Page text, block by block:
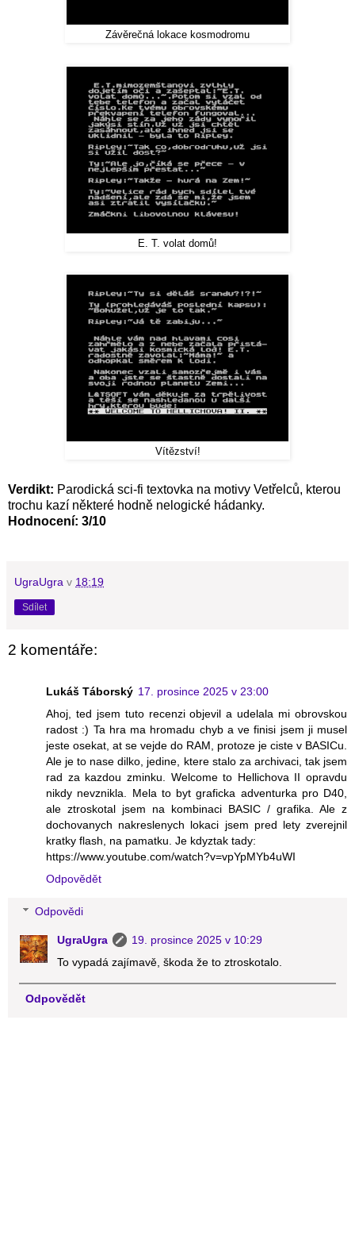
Závěrečná lokace kosmodromu
E. T. volat domů!
Vítězství!
Verdikt: Parodická sci-fi textovka na motivy Vetřelců, kterou
trochu kazí některé hodně nelogické hádanky.
Hodnocení: 3/10
UgraUgra v 18:19
Sdílet
2 komentáře:
Lukáš Táborský 17. prosince 2025 v 23:00
Ahoj, ted jsem tuto recenzi objevil a udelala mi obrovskou
radost :) Ta hra ma hromadu chyb a ve finisi jsem ji musel
jeste osekat, at se vejde do RAM, protoze je ciste v BASICu.
Ale je to nase dilko, jedine, ktere stalo za archivaci, tak jsem
rad za kazdou zminku. Welcome to Hellichova II opravdu
nikdy nevznikla. Mela to byt graficka adventurka pro D40,
ale ztroskotal jsem na kombinaci BASIC / grafika. Ale z
dochovanych nakreslenych lokaci jsem pred lety zverejnil
kratky flash, na pamatku. Je kdyztak tady:
https://www.youtube.com/watch?v=vpYpMYb4uWI
Odpovědět
Odpovědi
UgraUgra
19. prosince 2025 v 10:29
To vypadá zajímavě, škoda že to ztroskotalo.
Odpovědět